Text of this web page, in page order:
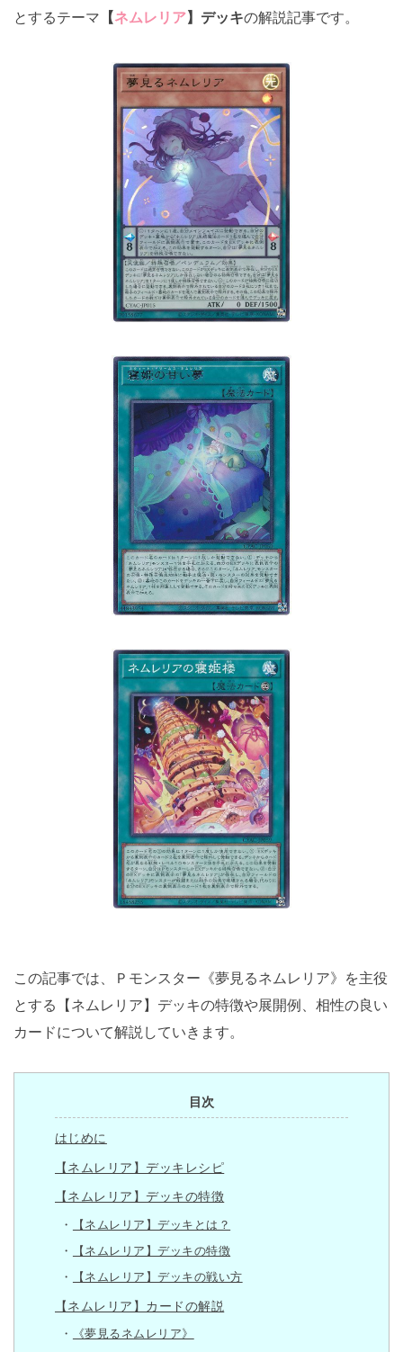
とするテーマ 【ネムレリア】デッキの解説記事です。
この記事では、Ｐモンスター《夢見るネムレリア》を主役
とする【ネムレリア】デッキの特徴や展開例、相性の良い
カードについて解説していきます。
目次
はじめに
【ネムレリア】デッキレシピ
【ネムレリア】デッキの特徴
【ネムレリア】デッキとは？
【ネムレリア】デッキの特徴
【ネムレリア】デッキの戦い方
【ネムレリア】カードの解説
《夢見るネムレリア》